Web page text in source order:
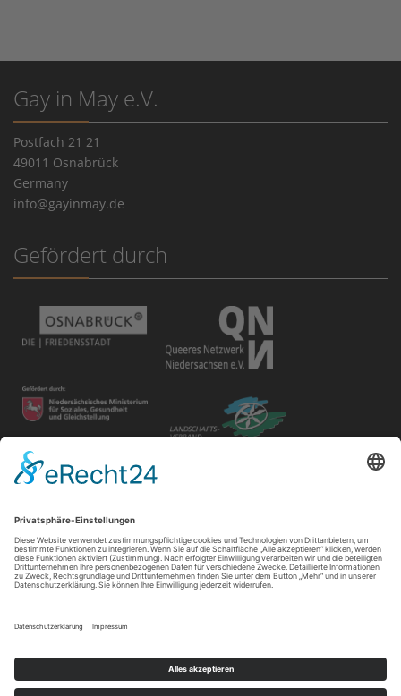
Gay in May e.V.
Postfach 21 21
49011 Osnabrück
Germany
info@gayinmay.de
Gefördert durch
Disclaimer
Der Gay in May e.V. bietet unterschiedlichen Gruppen und
für ihre Inhalte tragen die Veranstalter*innen.